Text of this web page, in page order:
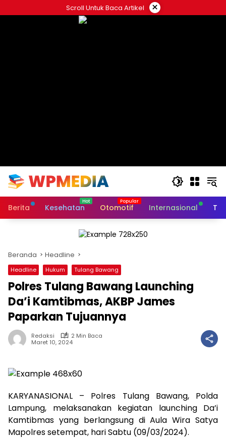
ke
Scroll Untuk Baca Artikel ×
Berita Kesehatan Otomotif Internasional
Beranda Headline
Headline Hukum Tulang Bawang
Polres Tulang Bawang Launching
Da’i Kamtibmas, AKBP James
Paparkan Tujuannya
Redaksi
2 Min Baca
Maret 10, 2024
KARYANASIONAL – Polres Tulang Bawang, Polda
Lampung, melaksanakan kegiatan launching Da’i
Kamtibmas yang berlangsung di Aula Wira Satya
Mapolres setempat, hari Sabtu (09/03/2024).